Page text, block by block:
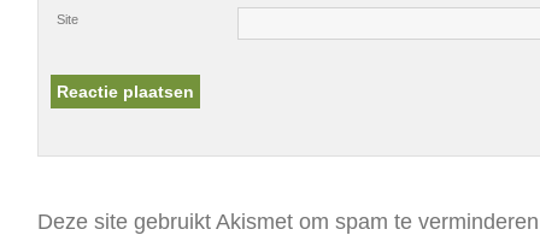
Site
Deze site gebruikt Akismet om spam te